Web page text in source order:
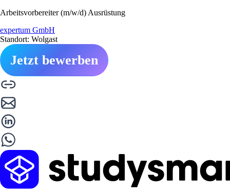
Arbeitsvorbereiter (m/w/d) Ausrüstung
expertum GmbH
Standort: Wolgast
Jetzt bewerben